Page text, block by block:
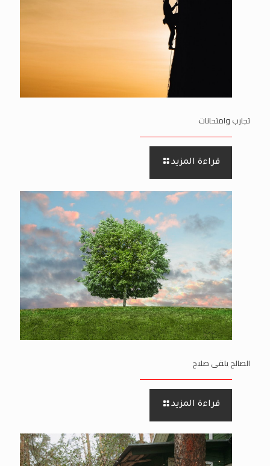
تجارب وامتحانات
قراءة المزيد
الصالح يلقى صلاح
قراءة المزيد